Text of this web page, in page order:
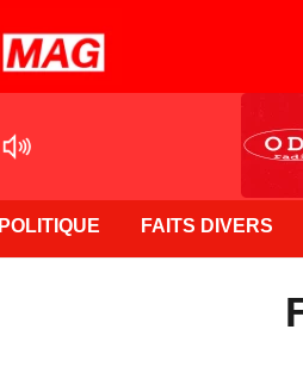
POLITIQUE FAITS DIVERS